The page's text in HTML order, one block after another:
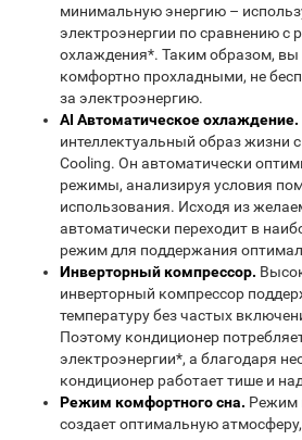
минимальную энергию –
электроэнергии по сравнению с
охлаждения*. Таким образом, вы
комфортно прохладными, не
за электроэнергию.
AI Автоматическое охлаждение.
интеллектуальный образ жизни
Cooling. Он автоматически
режимы, анализируя условия
использования. Исходя из
автоматически переходит в
режим для поддержания
Инверторный компрессор.
инверторный компрессор
температуру без частых
Поэтому кондиционер
электроэнергии*, а благодаря
кондиционер работает тише и
Режим комфортного сна. Режим
создает оптимальную